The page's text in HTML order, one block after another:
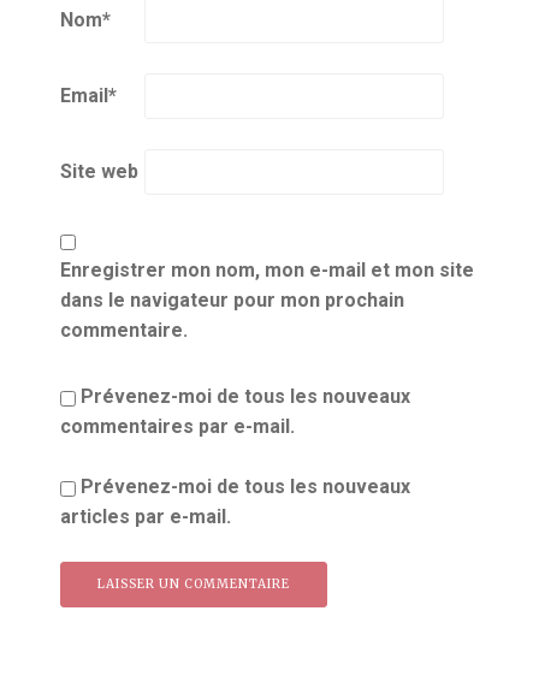
Nom*
Email*
Site web
Enregistrer mon nom, mon e-mail et mon site
dans le navigateur pour mon prochain
commentaire.
Prévenez-moi de tous les nouveaux
commentaires par e-mail.
Prévenez-moi de tous les nouveaux
articles par e-mail.